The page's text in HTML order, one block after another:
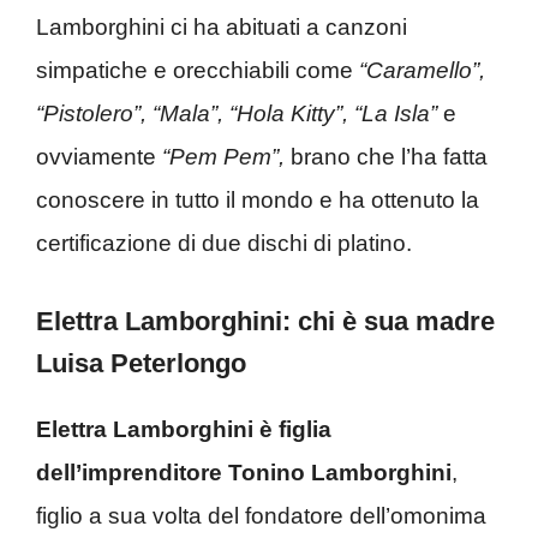
Lamborghini ci ha abituati a canzoni
simpatiche e orecchiabili come “Caramello”,
“Pistolero”, “Mala”, “Hola Kitty”, “La Isla”e
ovviamente “Pem Pem”, brano che l’ha fatta
conoscere in tutto il mondo e ha ottenuto la
certificazione di due dischi di platino.
Elettra Lamborghini: chi è sua madre
Luisa Peterlongo
Elettra Lamborghini è figlia
dell’imprenditore Tonino Lamborghini,
figlio a sua volta del fondatore dell’omonima